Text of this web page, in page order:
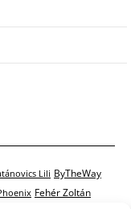
Lili ByTheWay
Fehér Zoltán